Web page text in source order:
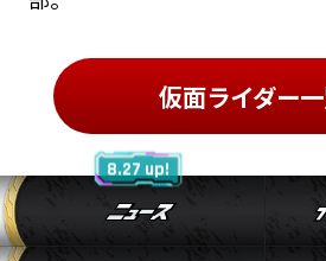
仮面ライダー
8.27 up!